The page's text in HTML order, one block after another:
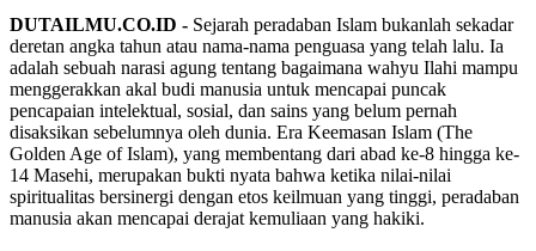
DUTAILMU.CO.ID - Sejarah peradaban Islam bukanlah sekadar
deretan angka tahun atau nama-nama penguasa yang telah lalu. Ia
adalah sebuah narasi agung tentang bagaimana wahyu Ilahi mampu
menggerakkan akal budi manusia untuk mencapai puncak
pencapaian intelektual, sosial, dan sains yang belum pernah
disaksikan sebelumnya oleh dunia. Era Keemasan Islam (The
Golden Age of Islam), yang membentang dari abad ke-8 hingga ke-
14 Masehi, merupakan bukti nyata bahwa ketika nilai-nilai
spiritualitas bersinergi dengan etos keilmuan yang tinggi, peradaban
manusia akan mencapai derajat kemuliaan yang hakiki.